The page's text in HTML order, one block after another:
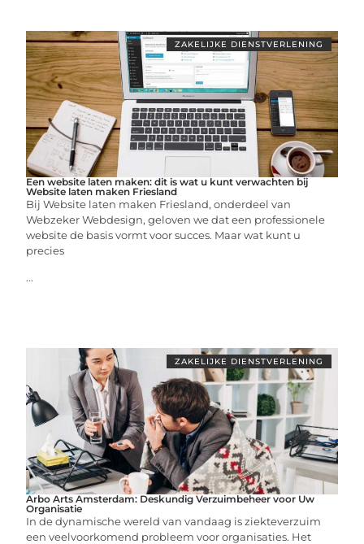
ZAKELIJKE DIENSTVERLENING
Een website laten maken: dit is wat u kunt verwachten bij
Website laten maken Friesland
Bij Website laten maken Friesland, onderdeel van
Webzeker Webdesign, geloven we dat een professionele
website de basis vormt voor succes. Maar wat kunt u
precies
...
ZAKELIJKE DIENSTVERLENING
Arbo Arts Amsterdam: Deskundig Verzuimbeheer voor Uw
Organisatie
In de dynamische wereld van vandaag is ziekteverzuim
een veelvoorkomend probleem voor organisaties. Het